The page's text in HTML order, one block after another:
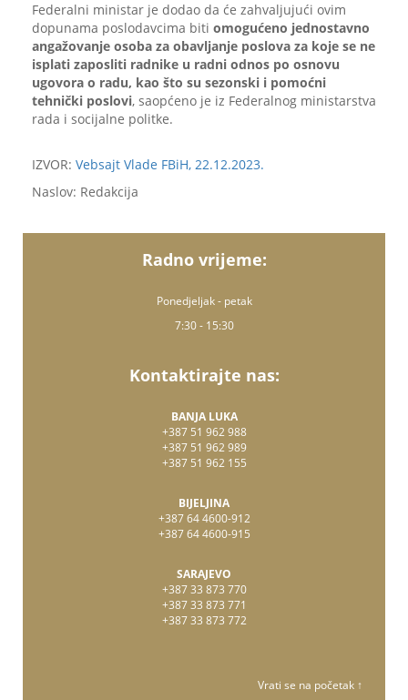
Federalni ministar je dodao da će zahvaljujući ovim
dopunama poslodavcima biti omogućeno jednostavno
angažovanje osoba za obavljanje poslova za koje se ne
isplati zaposliti radnike u radni odnos po osnovu
ugovora o radu, kao što su sezonski i pomoćni
tehnički poslovi, saopćeno je iz Federalnog ministarstva
rada i socijalne politke.
IZVOR: Vebsajt Vlade FBiH, 22.12.2023.
Naslov: Redakcija
Radno vrijeme:
Ponedjeljak - petak
7:30 - 15:30
Kontaktirajte nas:
BANJA LUKA
+387 51 962 988
+387 51 962 989
+387 51 962 155
BIJELJINA
+387 64 4600-912
+387 64 4600-915
SARAJEVO
+387 33 873 770
+387 33 873 771
+387 33 873 772
Vrati se na početak ↑